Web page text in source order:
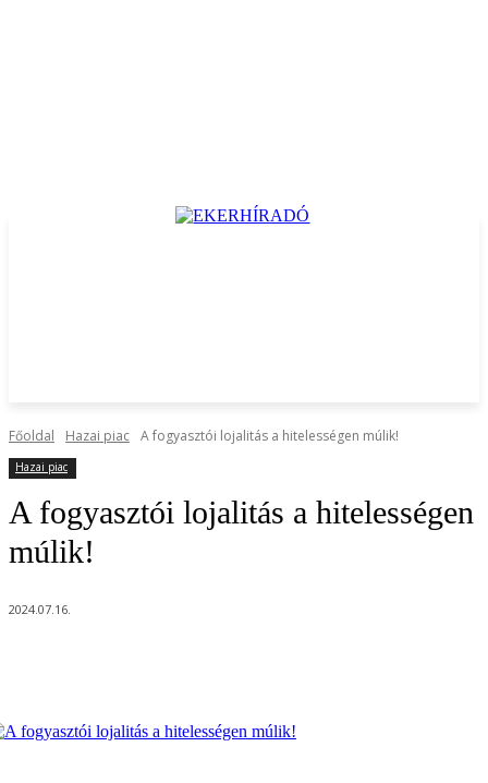
Főoldal Hazai piac A fogyasztói lojalitás a hitelességen múlik!
Hazai piac
A fogyasztói lojalitás a hitelességen
múlik!
2024.07.16.